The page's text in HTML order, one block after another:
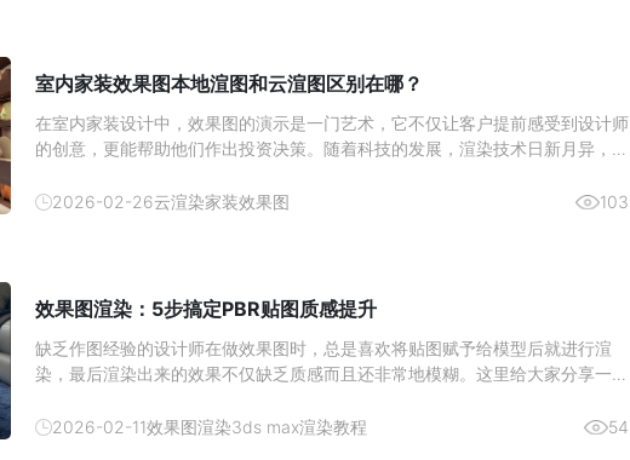
室内家装效果图本地渲图和云渲图区别在哪？
在室内家装设计中，效果图的演示是一门艺术，它不仅让客户提前感受到设计师
的创意，更能帮助他们作出投资决策。随着科技的发展，渲染技术日新月异，室
方式逐渐成为了设计师们的热门选择。本文将深入分析这两种渲染方式的区别，
2026-02-26云渲染家装效果图 103
效果图渲染：5步搞定PBR贴图质感提升
缺乏作图经验的设计师在做效果图时，总是喜欢将贴图赋予给模型后就进行渲
染，最后渲染出来的效果不仅缺乏质感而且还非常地模糊。这里给大家分享一个
图质感提升技巧1、 首先将准备好的贴图拖入贴图生成器中。2、 然后再点击上
2026-02-11效果图渲染3ds max渲染教程 54